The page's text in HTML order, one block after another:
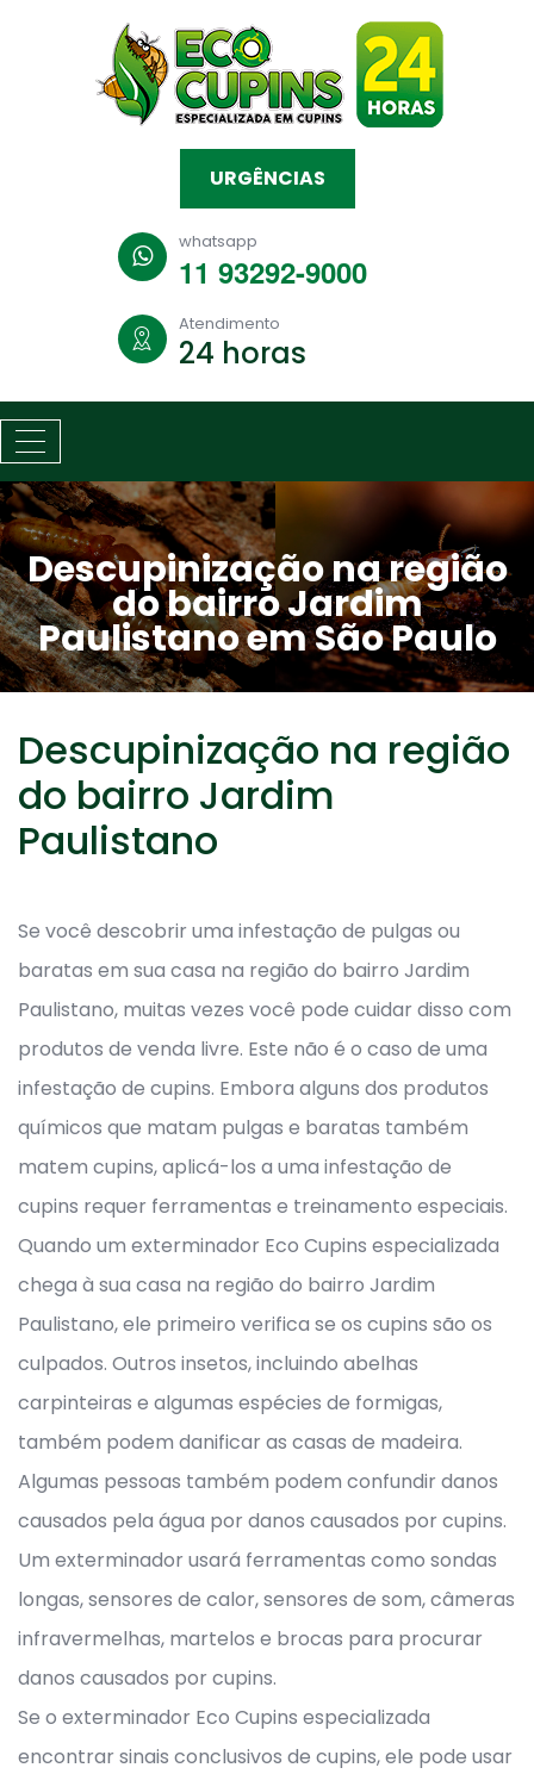
URGÊNCIAS
whatsapp
11 93292-9000
Atendimento
24 horas
Descupinização na região
do bairro Jardim
Paulistano em São Paulo
Descupinização na região
do bairro Jardim
Paulistano
Se você descobrir uma infestação de pulgas ou
baratas em sua casa na região do bairro Jardim
Paulistano, muitas vezes você pode cuidar disso com
produtos de venda livre. Este não é o caso de uma
infestação de cupins. Embora alguns dos produtos
químicos que matam pulgas e baratas também
matem cupins, aplicá-los a uma infestação de
cupins requer ferramentas e treinamento especiais.
Quando um exterminador Eco Cupins especializada
chega à sua casa na região do bairro Jardim
Paulistano, ele primeiro verifica se os cupins são os
culpados. Outros insetos, incluindo abelhas
carpinteiras e algumas espécies de formigas,
também podem danificar as casas de madeira.
Algumas pessoas também podem confundir danos
causados pela água por danos causados por cupins.
Um exterminador usará ferramentas como sondas
longas, sensores de calor, sensores de som, câmeras
infravermelhas, martelos e brocas para procurar
danos causados por cupins.
Se o exterminador Eco Cupins especializada
encontrar sinais conclusivos de cupins, ele pode usar